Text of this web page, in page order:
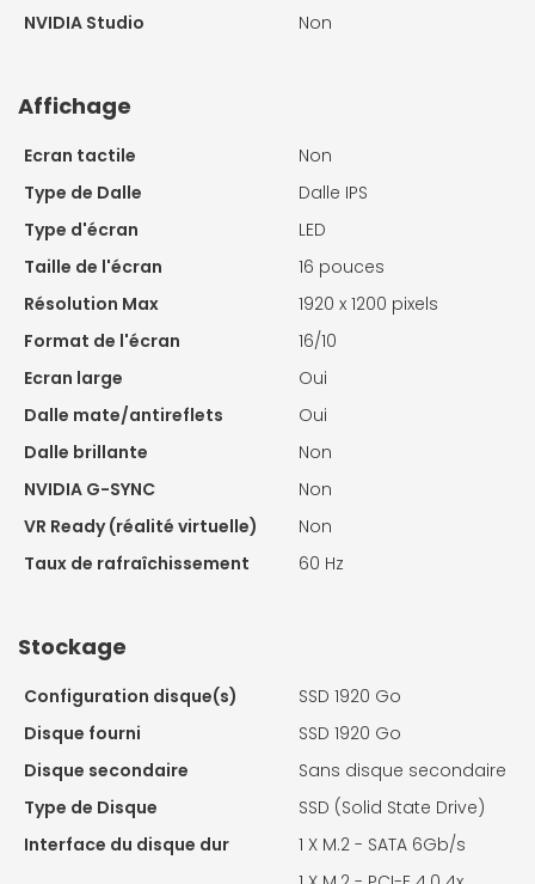
NVIDIA Studio
Non
Affichage
Ecran tactile
Non
Type de Dalle
Dalle IPS
Type d'écran
LED
Taille de l'écran
16 pouces
Résolution Max
1920 x 1200 pixels
Format de l'écran
16/10
Ecran large
Oui
Dalle mate/antireflets
Oui
Dalle brillante
Non
NVIDIA G-SYNC
Non
VR Ready (réalité virtuelle)
Non
Taux de rafraîchissement
60 Hz
Stockage
Configuration disque(s)
SSD 1920 Go
Disque fourni
SSD 1920 Go
Disque secondaire
Sans disque secondaire
Type de Disque
SSD (Solid State Drive)
Interface du disque dur
1 X M.2 - SATA 6Gb/s